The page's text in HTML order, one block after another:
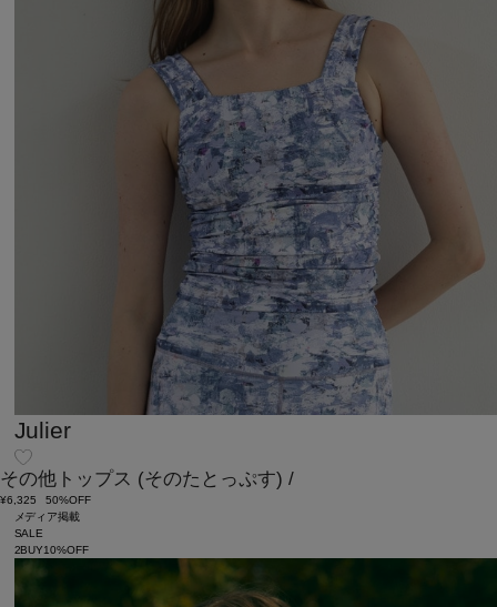
Julier
その他トップス (そのたとっぷす) /
¥6,325
50%OFF
メディア掲載
SALE
2BUY10%OFF